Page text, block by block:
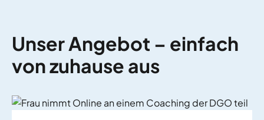
Unser Angebot – einfach
von zuhause aus